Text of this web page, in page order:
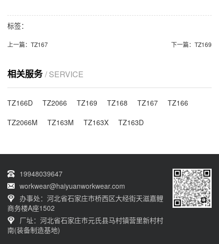
标签：
上一篇： TZ167 下一篇： TZ169
相关服务/ SERVICE
TZ166D TZ2066 TZ169 TZ168 TZ167
TZ166
TZ2066M
TZ163M TZ163X TZ163D
19948039647
workwear@haiyuanworkwear.com
办事处：河北省石家庄市桥西区大经街天滋嘉鲤
商务楼A座1502
厂址：河北省石家庄市元氏县马村镇营里新村村
南(装备制造基地)